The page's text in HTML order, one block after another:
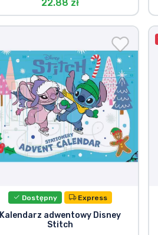
22.88 zł
Dostępny Express
Kalendarz adwentowy Disney
Stitch